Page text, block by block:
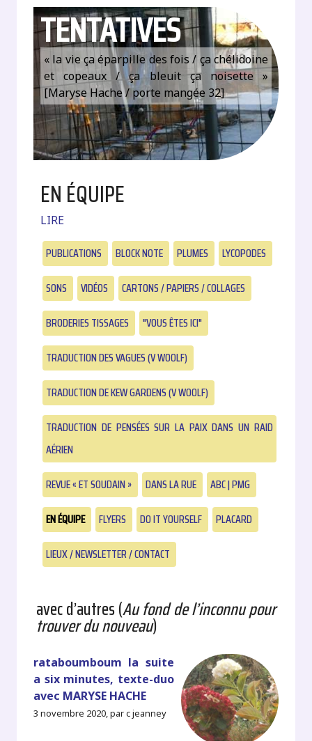
TENTATIVES
« la vie ça éparpille des fois / ça chélidoine
et copeaux / ça bleuit ça noisette »
[Maryse Hache / porte mangée 32]
EN ÉQUIPE
LIRE
PUBLICATIONS BLOCK NOTE PLUMES
LYCOPODES
SONS
VIDÉOS
CARTONS / PAPIERS / COLLAGES
BRODERIES TISSAGES
"VOUS ÊTES ICI"
TRADUCTION DES VAGUES (V WOOLF)
TRADUCTION DE KEW GARDENS (V WOOLF)
TRADUCTION DE PENSÉES SUR LA PAIX DANS UN RAID
AÉRIEN
REVUE « ET SOUDAIN »
DANS LA RUE
ABC | PMG
EN ÉQUIPE
FLYERS DO IT YOURSELF
PLACARD
LIEUX / NEWSLETTER / CONTACT
avec d’autres (Au fond de l’inconnu pour
trouver du nouveau)
rataboumboum la suite
a six minutes, texte-duo
avec MARYSE HACHE
3 novembre 2020, par c jeanney